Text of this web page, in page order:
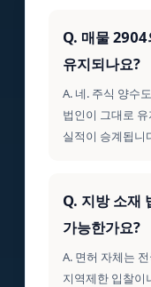
Q. 매물
유지되나요?
A. 네. 주식 양수
법인이 그대로
실적이 승계됩니
Q. 지방 소재
가능한가요?
A. 면허 자체는
지역제한 입찰이